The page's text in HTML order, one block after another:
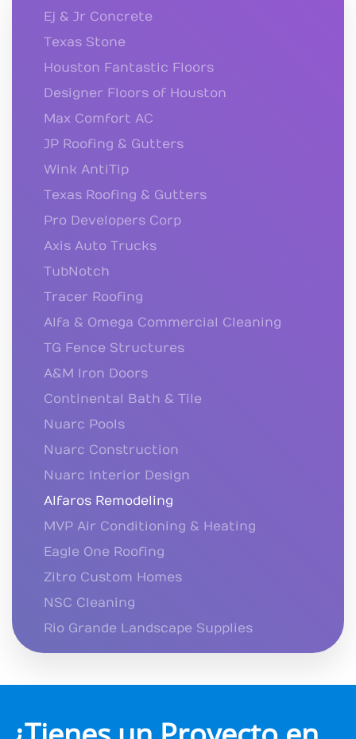
Ej & Jr Concrete
Texas Stone
Houston Fantastic Floors
Designer Floors of Houston
Max Comfort AC
JP Roofing & Gutters
Wink AntiTip
Texas Roofing & Gutters
Pro Developers Corp
Axis Auto Trucks
TubNotch
Tracer Roofing
Alfa & Omega Commercial Cleaning
TG Fence Structures
A&M Iron Doors
Continental Bath & Tile
Nuarc Pools
Nuarc Construction
Nuarc Interior Design
Alfaros Remodeling
MVP Air Conditioning & Heating
Eagle One Roofing
Zitro Custom Homes
NSC Cleaning
Rio Grande Landscape Supplies